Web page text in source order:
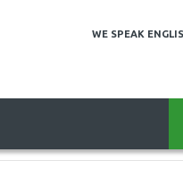
WE SPEAK